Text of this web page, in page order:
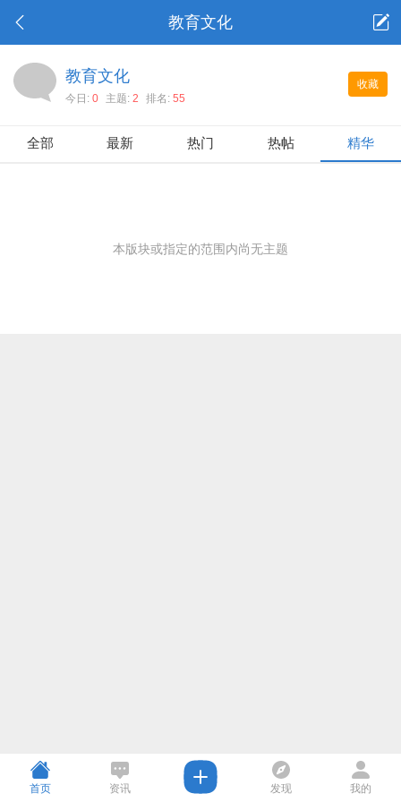
教育文化
收藏
教育文化
今日: 0 主题: 2 排名: 55
全部 最新 热门 热帖 精华
本版块或指定的范围内尚无主题
首页 资讯 发现 我的